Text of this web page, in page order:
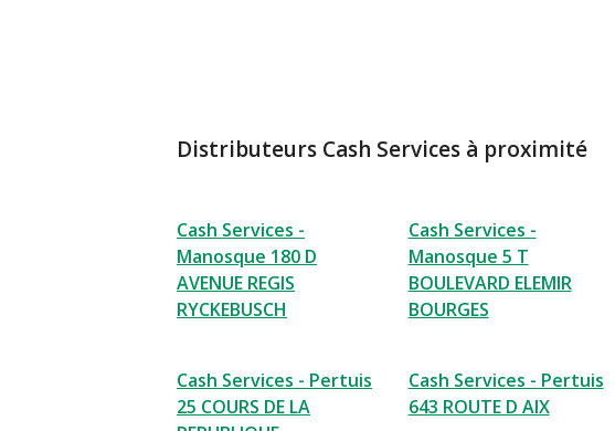
Distributeurs Cash Services à proximité
Cash Services -
Manosque 180 D
AVENUE REGIS
RYCKEBUSCH
Cash Services -
Manosque 5 T
BOULEVARD ELEMIR
BOURGES
Cash Services - Pertuis
25 COURS DE LA
Cash Services - Pertuis
643 ROUTE D AIX